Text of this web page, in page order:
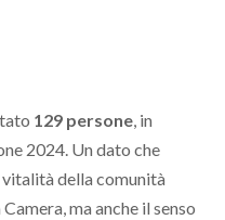
129 persone , in
2024. Un dato che
vitalità della comunità
ma anche il senso